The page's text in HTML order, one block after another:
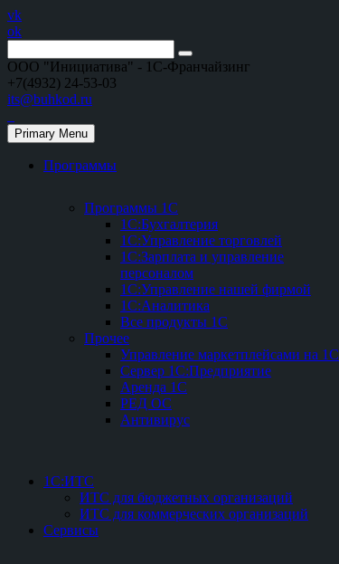
vk
ok
ООО "Инициатива" - 1С-Франчайзинг
+7(4932) 24-53-03
its@buhkod.ru
Primary Menu
Программы
Программы 1С
1С:Бухгалтерия
1С:Управление торговлей
1С:Зарплата и управление
персоналом
1С:Управление нашей фирмой
1С:Аналитика
Все продукты 1С
Прочее
Управление маркетплейсами на 1С
Сервер 1С:Предприятие
Аренда 1С
РЕД ОС
Антивирус
1С:ИТС
ИТС для бюджетных организаций
ИТС для коммерческих организаций
Сервисы